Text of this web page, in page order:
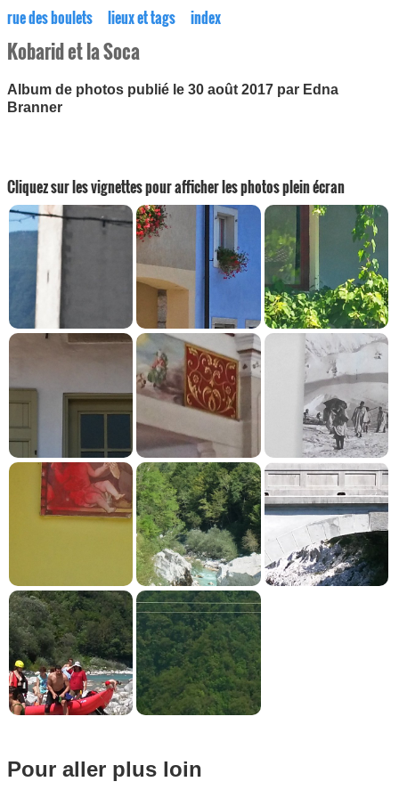
rue des boulets lieux et tags index
Kobarid et la Soca
Album de photos publié le 30 août 2017 par Edna
Branner
Cliquez sur les vignettes pour afficher les photos plein écran
Pour aller plus loin